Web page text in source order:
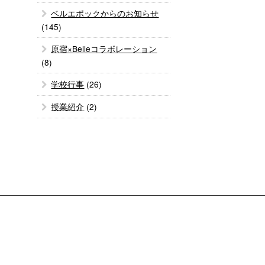
ベルエポックからのお知らせ
(145)
原宿×Belleコラボレーション
(8)
学校行事 (26)
授業紹介 (2)